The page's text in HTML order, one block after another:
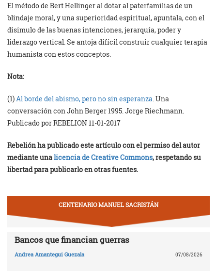
El método de Bert Hellinger al dotar al paterfamilias de un
blindaje moral, y una superioridad espiritual, apuntala, con el
disimulo de las buenas intenciones, jerarquía, poder y
liderazgo vertical. Se antoja difícil construir cualquier terapia
humanista con estos conceptos.
Nota:
(1) Al borde del abismo, pero no sin esperanza . Una
conversación con John Berger 1995. Jorge Riechmann.
Publicado por REBELION 11-01-2017
Rebelión ha publicado este artículo con el permiso del autor
mediante unalicencia de Creative Commons, respetando su
libertad para publicarlo en otras fuentes.
CENTENARIO MANUEL SACRISTÁN
Bancos que financian guerras
Andrea Amantegui Guezala 07/08/2026